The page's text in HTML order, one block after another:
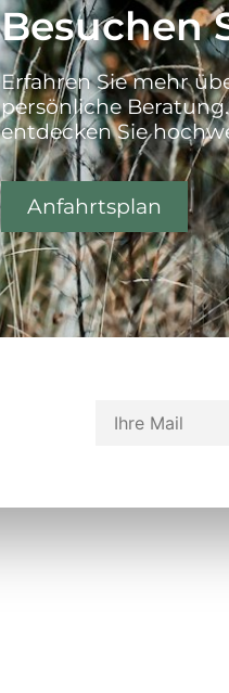
Besuchen
Erfahren Sie mehr
persönliche
entdecken Sie
Anfahrtsplan